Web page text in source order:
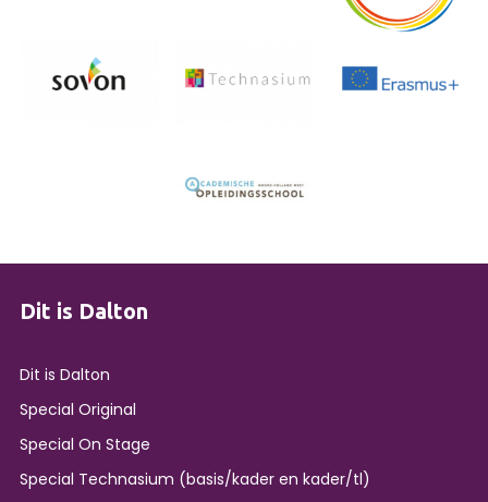
Dit is Dalton
Dit is Dalton
Special Original
Special On Stage
Special Technasium (basis/kader en kader/tl)